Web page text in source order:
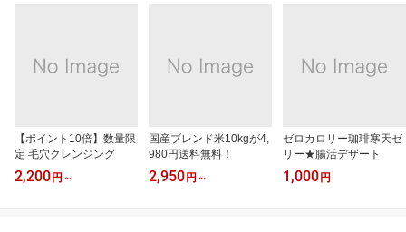
【ポイント10倍】数量限
定 毛穴クレンジング
2,200 円 ～
国産ブレンド米10kgが4,
980円送料無料！
2,950 円 ～
ゼロカロリー珈琲寒天ゼ
リー★腸活デザート
1,000 円